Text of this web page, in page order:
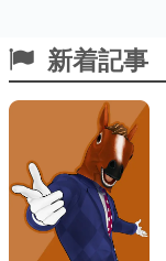
新着記事